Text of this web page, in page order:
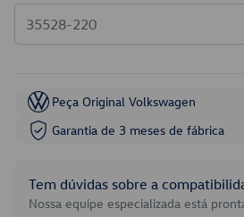
Peça Original Volkswagen
Garantia de 3 meses de fábrica
Tem dúvidas sobre a
Nossa equipe especializada está